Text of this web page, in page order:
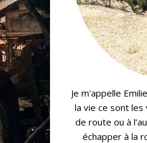
Je m'appelle
la vie ce sont les
de route ou à
échapper à la